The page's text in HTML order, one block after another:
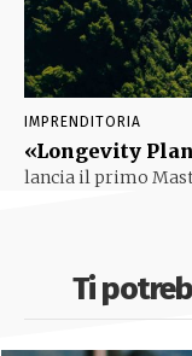
IMPRENDITORIA
«Longevity
lancia il primo
Ti